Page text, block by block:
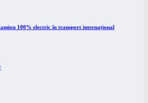
100% electric în transport internațional